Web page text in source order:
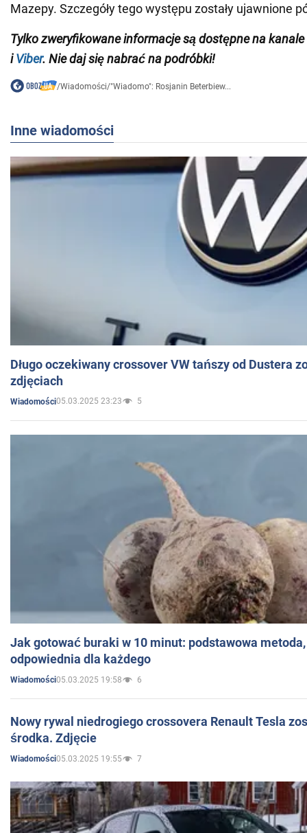
Mazepy. Szczegóły tego występu zostały ujawnione
Tylkozweryfikowane informacje są dostępne na kanale
iViber. Nie daj się nabrać na podróbki!
/Wiadomości/"Wiadomo": Rosjanin Beterbiew...
Inne wiadomości
Długo oczekiwany crossover VW tańszy od Dustera
zdjęciach
Wiadomości05.03.2025 23:23 5
Jak gotować buraki w 10 minut: podstawowa
odpowiednia dla każdego
Wiadomości05.03.2025 19:58 6
Nowy rywal niedrogiego crossovera Renault Tesla
środka. Zdjęcie
Wiadomości05.03.2025 19:55 7